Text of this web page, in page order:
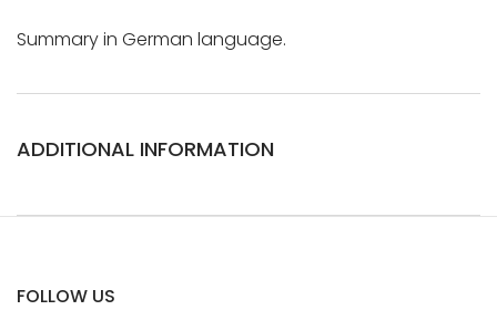
Summary in German language.
ADDITIONAL INFORMATION
FOLLOW US